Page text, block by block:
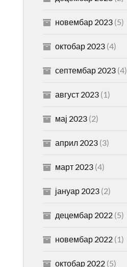
новембар 2023(5)
октобар 2023(4)
септембар 2023(4)
август 2023(1)
мај 2023(2)
април 2023(3)
март 2023(4)
јануар 2023(2)
децембар 2022(5)
новембар 2022(1)
октобар 2022(5)